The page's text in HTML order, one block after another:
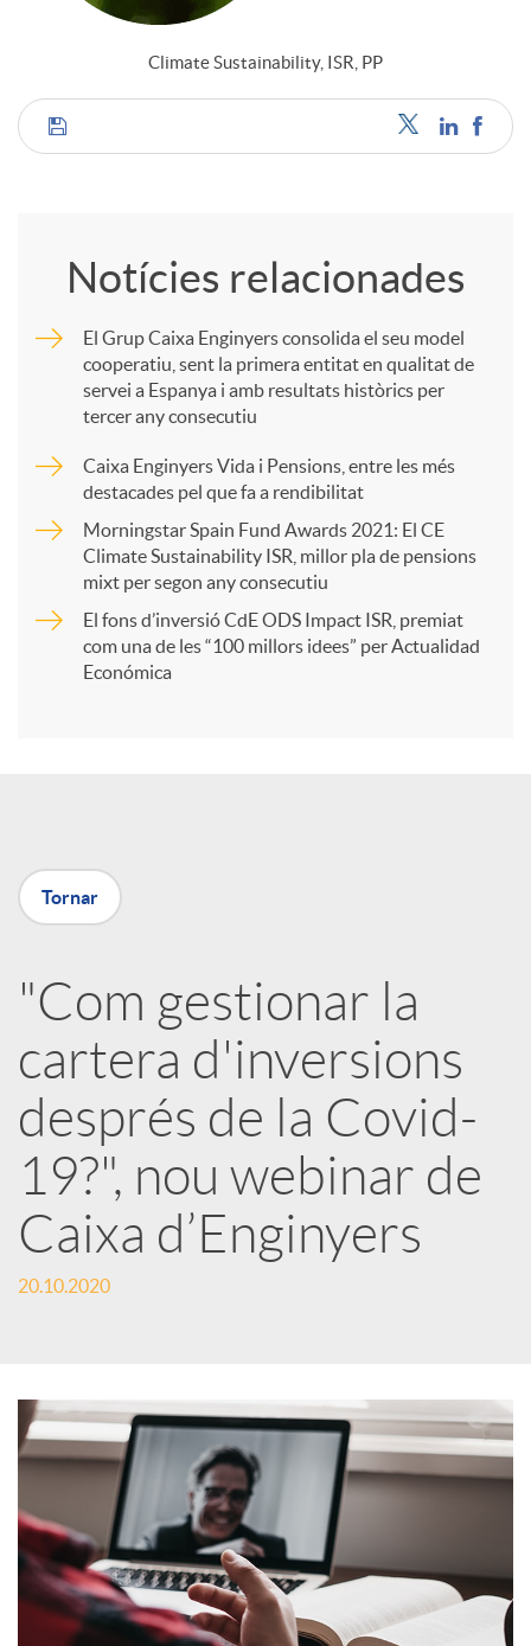
Climate Sustainability, ISR, PP
C
m
a
r
t
X
a
r
x
e
s
o
c
i
Notícies relacionades
El Grup Caixa Enginyers consolida el seu model
cooperatiu, sent la primera entitat en qualitat de
servei a Espanya i amb resultats històrics per
tercer any consecutiu
Caixa Enginyers Vida i Pensions, entre les més
destacades pel que fa a rendibilitat
Morningstar Spain Fund Awards 2021: El CE
Climate Sustainability ISR, millor pla de pensions
mixt per segon any consecutiu
El fons d’inversió CdE ODS Impact ISR, premiat
com una de les “100 millors idees” per Actualidad
Económica
Tornar
"Com gestionar la
cartera d'inversions
després de la Covid-
19?", nou webinar de
Caixa d’Enginyers
20.10.2020